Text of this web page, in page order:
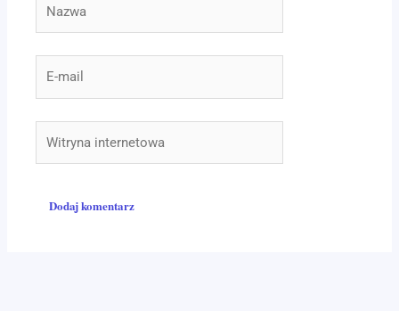
mail
internetowa